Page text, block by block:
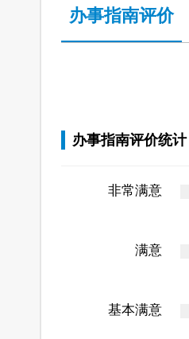
办事指南评价
办事指南评价统计
非常满意
满意
基本满意